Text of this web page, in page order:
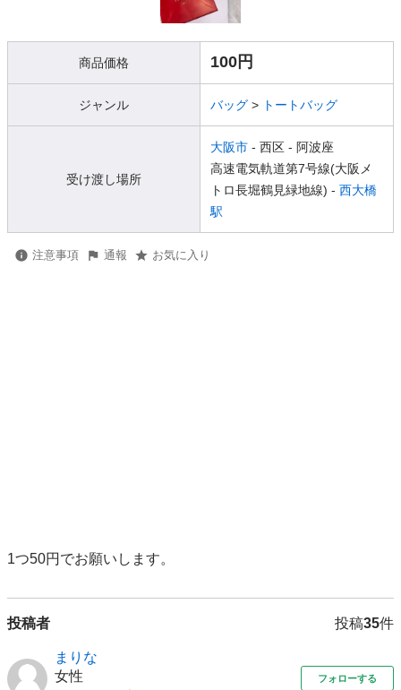
商品価格 100円
ジャンル バッグ > トートバッグ
受け渡し場所
大阪市 - 西区 - 阿波座
高速電気軌道第7号線(大阪メ
トロ長堀鶴見緑地線) - 西大橋
駅
注意事項 通報 お気に入り
1つ50円でお願いします。
投稿者 投稿35件
まりな
女性
フォローする